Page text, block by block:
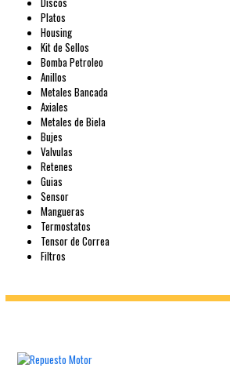
Platos
Housing
Kit de Sellos
Bomba Petroleo
Anillos
Metales Bancada
Axiales
Metales de Biela
Bujes
Valvulas
Retenes
Guias
Sensor
Mangueras
Termostatos
Tensor de Correa
Filtros